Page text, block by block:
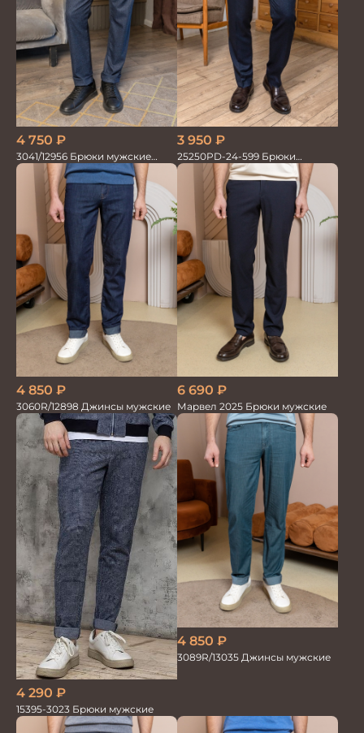
4 750 ₽
3041/12956 Брюки мужские
океан
3 950 ₽
25250PD-24-599 Брюки
мужские
4 850 ₽
3060R/12898 Джинсы мужские
6 690 ₽
Марвел 2025 Брюки мужские
4 290 ₽
15395-3023 Брюки мужские
4 850 ₽
3089R/13035 Джинсы мужские